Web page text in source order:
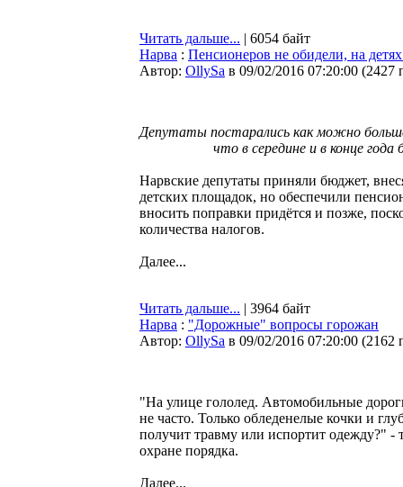
Читать дальше... | 6054 байт
Нарва : Пенсионеров не обидели, на
Автор: OllySa в 09/02/2016 07:20:00 (2427
Депутаты постарались как можно
что в середине и в конце
Нарвские депутаты приняли бюджет,
детских площадок, но обеспечили
вносить поправки придётся и позже,
количества налогов.
Далее...
Читать дальше... | 3964 байт
Нарва : "Дорожные" вопросы горожан
Автор: OllySa в 09/02/2016 07:20:00 (2162
"На улице гололед. Автомобильные
не часто. Только обледенелые кочки и
получит травму или испортит одежду?" -
охране порядка.
Далее...